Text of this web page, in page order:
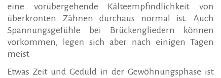
eine vorübergehende Kälteempfindlichkeit von
überkronten Zähnen durchaus normal ist. Auch
Spannungsgefühle bei Brückengliedern können
vorkommen, legen sich aber nach einigen Tagen
meist.
Etwas Zeit und Geduld in der Gewöhnungsphase ist